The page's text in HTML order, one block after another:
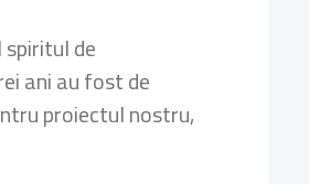
de
ani au fost de
proiectul nostru,